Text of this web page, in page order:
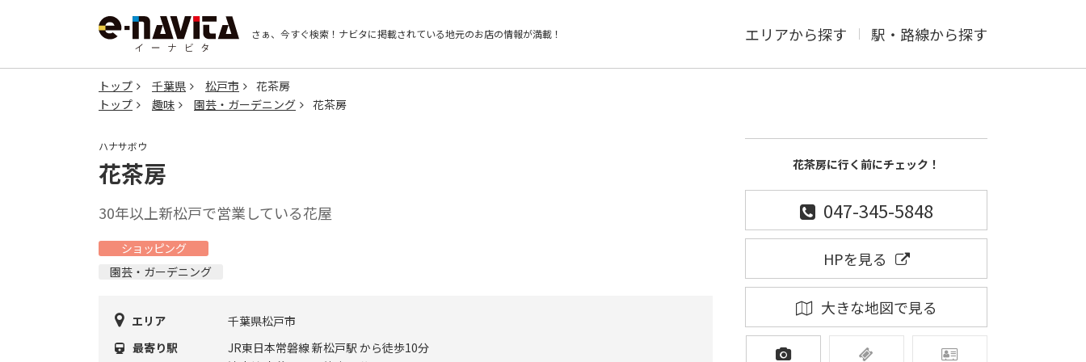
さぁ、今すぐ検索！ ナビタに掲載されている地元のお店の情報が満載！ エリアから探す 駅・路線から探す
トップ 千葉県 松戸市
花茶房
トップ
趣味 園芸・ガーデニング 花茶房
ハナサボウ
花茶房
30年以上新松戸で営業している花屋
ショッピング
園芸・ガーデニング
エリア
千葉県松戸市
最寄り駅
JR東日本常磐線 新松戸駅 から徒歩10分
花茶房に行く前にチェック！
047-345-5848
HPを見る
大きな地図で見る